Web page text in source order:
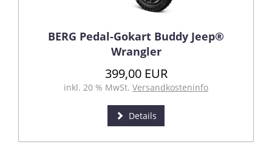
BERG Pedal-Gokart Buddy Jeep®
Wrangler
399,00 EUR
inkl. 20 % MwSt. Versandkosteninfo
Details